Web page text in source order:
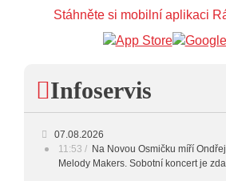
16:00 - 18:00 JAZZ
18:00 - 23:00 VEČERNÍ MIX
Stáhněte si mobilní aplikaci
Infoservis
07.08.2026
11:53
Na Novou Osmičku míří
Melody Makers. Sobotní koncert je